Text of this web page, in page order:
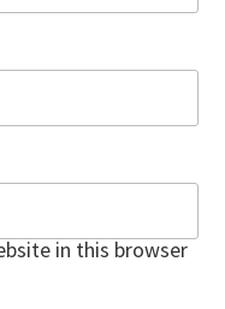
in this browser